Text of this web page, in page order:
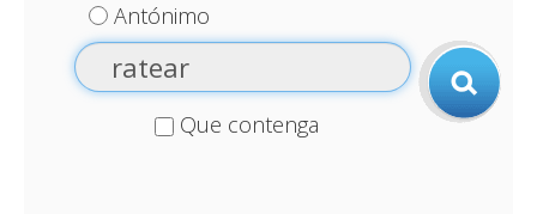
Antónimo
Que contenga